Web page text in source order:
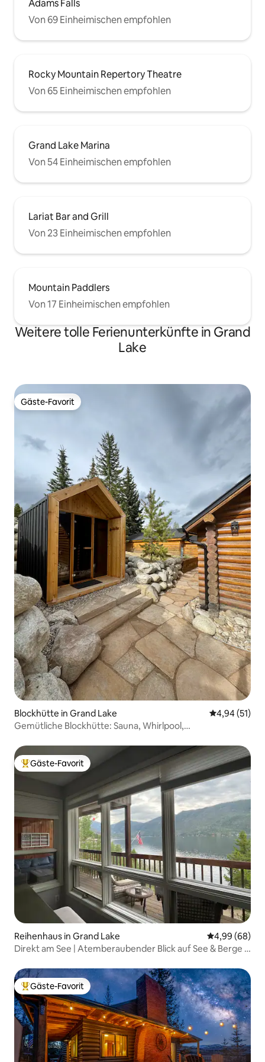
Adams Falls
Von 69 Einheimischen empfohlen
Rocky Mountain Repertory Theatre
Von 65 Einheimischen empfohlen
Grand Lake Marina
Von 54 Einheimischen empfohlen
Lariat Bar and Grill
Von 23 Einheimischen empfohlen
Mountain Paddlers
Von 17 Einheimischen empfohlen
Weitere tolle Ferienunterkünfte in Grand
Lake
Gäste-Favorit
Gäste-Favorit
Blockhütte in Grand Lake
4,94 (51)
Gemütliche Blockhütte: Sauna, Whirlpool,
Beliebter Gäste-Favorit.
Gäste-Favorit
Reihenhaus in Grand Lake
4,99 (68)
Direkt am See | Atemberaubender Blick auf See & Berge |
Beliebter Gäste-Favorit.
Gäste-Favorit